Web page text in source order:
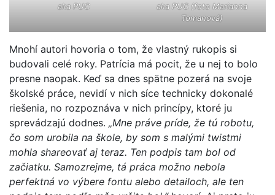
akaPUC
akaPUC(foto Marianna
Tomanová)
Mnohí autori hovoria o tom, že vlastný rukopis si
budovali celé roky. Patrícia má pocit, že u nej to bolo
presne naopak. Keď sa dnes spätne pozerá na svoje
školské práce, nevidí v nich síce technicky dokonalé
riešenia, no rozpoznáva v nich princípy, ktoré ju
sprevádzajú dodnes. „Mne práve príde, že tú robotu,
čo som urobila na škole, by som s malými twistmi
mohla shareovať aj teraz. Ten podpis tam bol od
začiatku. Samozrejme, tá práca možno nebola
perfektná vo výbere fontu alebo detailoch, ale ten